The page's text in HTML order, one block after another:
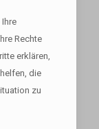
Rechte
erklären,
die
zu